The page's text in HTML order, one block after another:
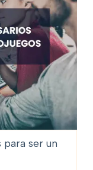
para ser un